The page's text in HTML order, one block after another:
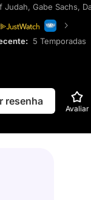
Judah, Gabe Sachs,
5 Temporadas
resenha
Avaliar